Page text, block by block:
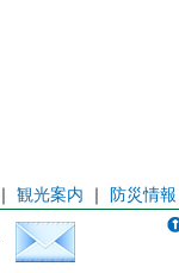
｜ 観光案内 ｜ 防災情報